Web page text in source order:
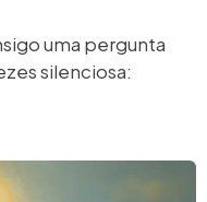
uma pergunta
silenciosa: